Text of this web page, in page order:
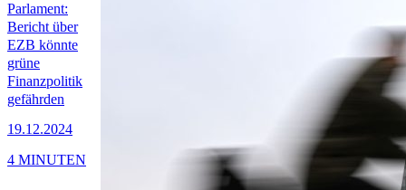
Parlament:
Bericht über
EZB könnte
grüne
Finanzpolitik
gefährden
19.12.2024
4 MINUTEN